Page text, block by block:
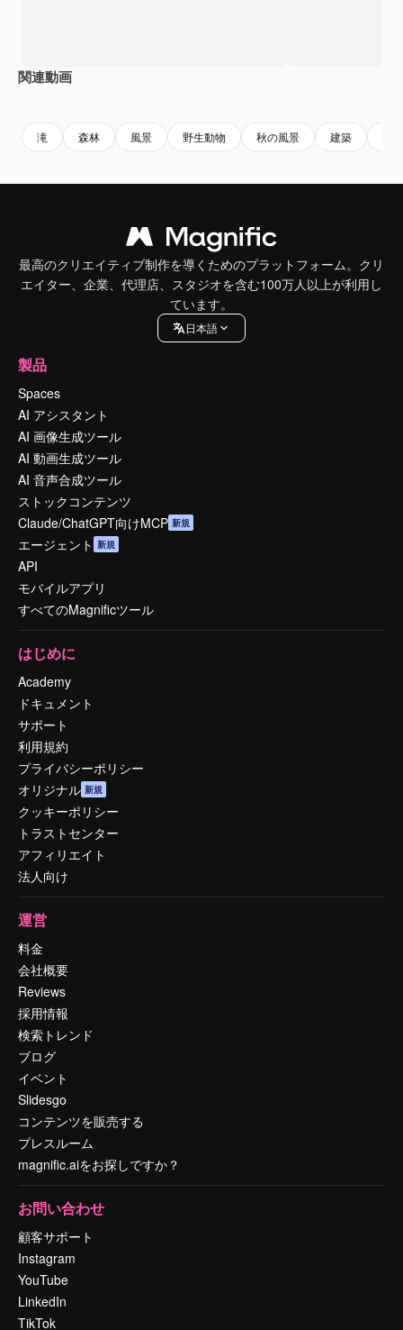
関連動画
滝 森林 風景 野生動物 秋の風景 建築
最高のクリエイティブ制作を導くためのプラットフォーム。クリ
エイター、企業、代理店、スタジオを含む100万人以上が利用し
ています。
日本語
製品
Spaces
AI アシスタント
AI 画像生成ツール
AI 動画生成ツール
AI 音声合成ツール
ストックコンテンツ
Claude/ChatGPT向けMCP 新規
エージェント 新規
API
モバイルアプリ
すべてのMagnificツール
はじめに
Academy
ドキュメント
サポート
利用規約
プライバシーポリシー
オリジナル 新規
クッキーポリシー
トラストセンター
アフィリエイト
法人向け
運営
料金
会社概要
Reviews
採用情報
検索トレンド
ブログ
イベント
Slidesgo
コンテンツを販売する
プレスルーム
magnific.aiをお探しですか？
お問い合わせ
顧客サポート
Instagram
YouTube
LinkedIn
TikTok